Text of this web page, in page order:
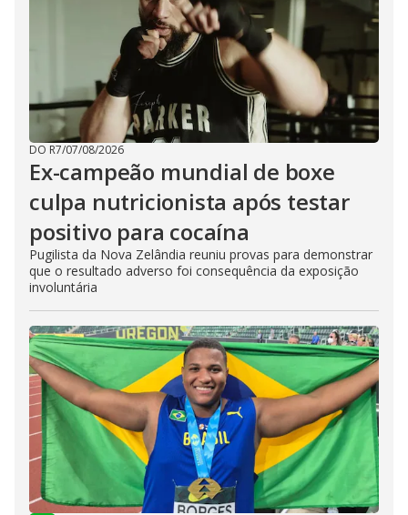
DO R7/07/08/2026
Ex-campeão mundial de boxe
culpa nutricionista após testar
positivo para cocaína
Pugilista da Nova Zelândia reuniu provas para demonstrar
que o resultado adverso foi consequência da exposição
involuntária